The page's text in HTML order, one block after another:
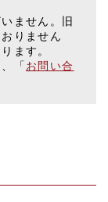
ません。旧
りません
ます。
「 お問い合